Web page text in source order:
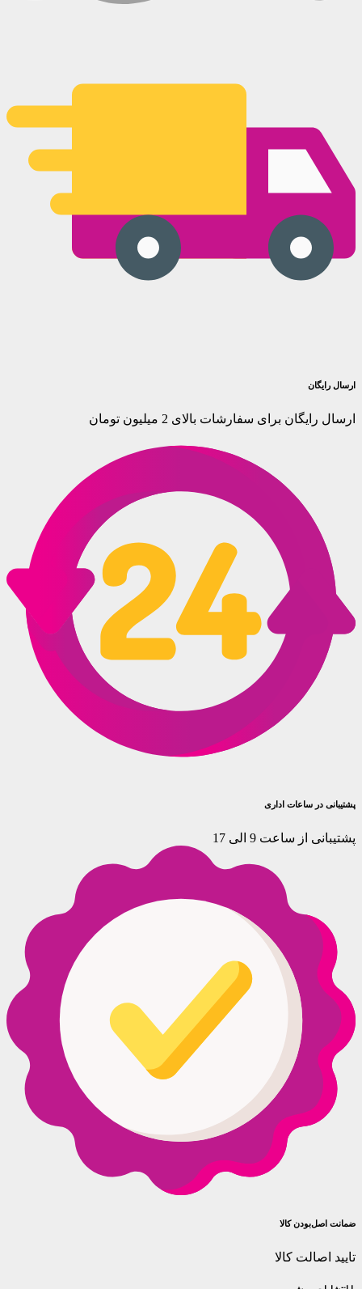
ارسال رایگان
ارسال رایگان برای سفارشات بالای 2 میلیون تومان
پشتیبانی در ساعات اداری
پشتیبانی از ساعت 9 الی 17
ضمانت اصل‌بودن کالا
تایید اصالت کالا